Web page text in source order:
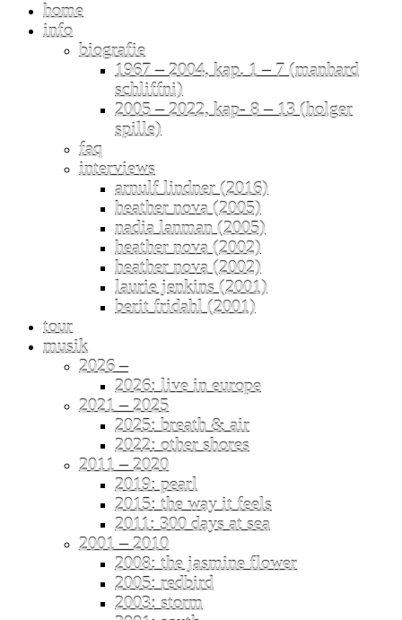
home
info
biografie
1967 – 2004, kap. 1 – 7 (manhard
schliffni)
2005 – 2022, kap- 8 – 13 (holger
spille)
faq
interviews
arnulf lindner (2016)
heather nova (2005)
nadia lanman (2005)
heather nova (2002)
heather nova (2002)
laurie jenkins (2001)
berit fridahl (2001)
tour
musik
2026 –
2026: live in europe
2021 – 2025
2025: breath & air
2022: other shores
2011 – 2020
2019: pearl
2015: the way it feels
2011: 300 days at sea
2001 – 2010
2008: the jasmine flower
2005: redbird
2003: storm